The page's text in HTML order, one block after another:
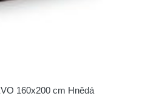
160x200 cm Hnědá